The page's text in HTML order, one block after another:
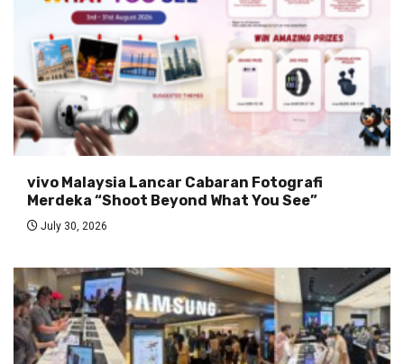
vivo Malaysia Lancar Cabaran Fotografi
Merdeka “Shoot Beyond What You See”
July 30, 2026